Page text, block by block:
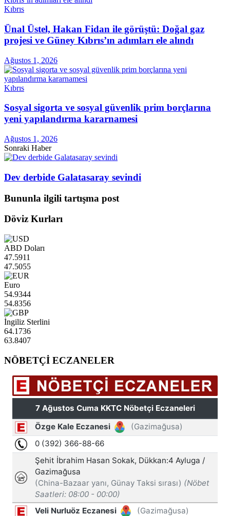
Kıbrıs
Ünal Üstel, Hakan Fidan ile görüştü: Doğal gaz
projesi ve Güney Kıbrıs’ın adımları ele alındı
Ağustos 1, 2026
Kıbrıs
Sosyal sigorta ve sosyal güvenlik prim borçlarına
yeni yapılandırma kararnamesi
Ağustos 1, 2026
Sonraki Haber
Dev derbide Galatasaray sevindi
Bununla ilgili tartışma post
Döviz Kurları
ABD Doları
47.5911
47.5055
Euro
54.9344
54.8356
İngiliz Sterlini
64.1736
63.8407
NÖBETÇİ ECZANELER